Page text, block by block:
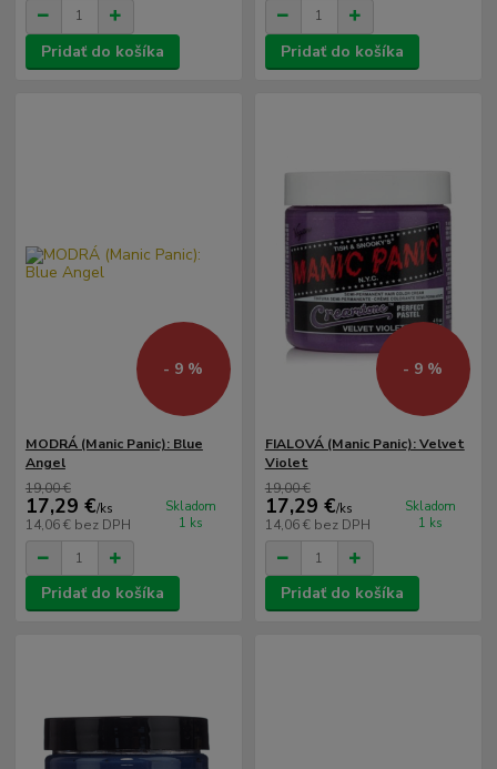
Pridať do košíka Pridať do košíka
- 9 %
MODRÁ (Manic Panic): Blue
Angel
19,00 €
17,29 €/ks
14,06 € bez DPH
Skladom
1 ks
Pridať do košíka
- 9 %
FIALOVÁ (Manic Panic): Velvet
Violet
19,00 €
17,29 €/ks
14,06 € bez DPH
Skladom
1 ks
Pridať do košíka